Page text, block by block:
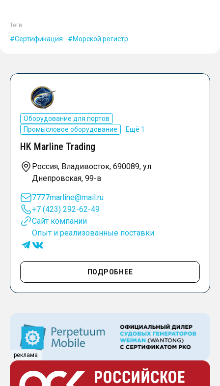
Теги
Сертификация Морской регистр
Оборудование для портов
Промысловое оборудование
Ещё 1
HK Marline Trading
Россия, Владивосток, 690089, ул.
Днепровская, 99-в
7777marline@mail.ru
+7 (423) 292-62-49
Сайт компании
Опыт и реализованные поставки
ПОДРОБНЕЕ
реклама